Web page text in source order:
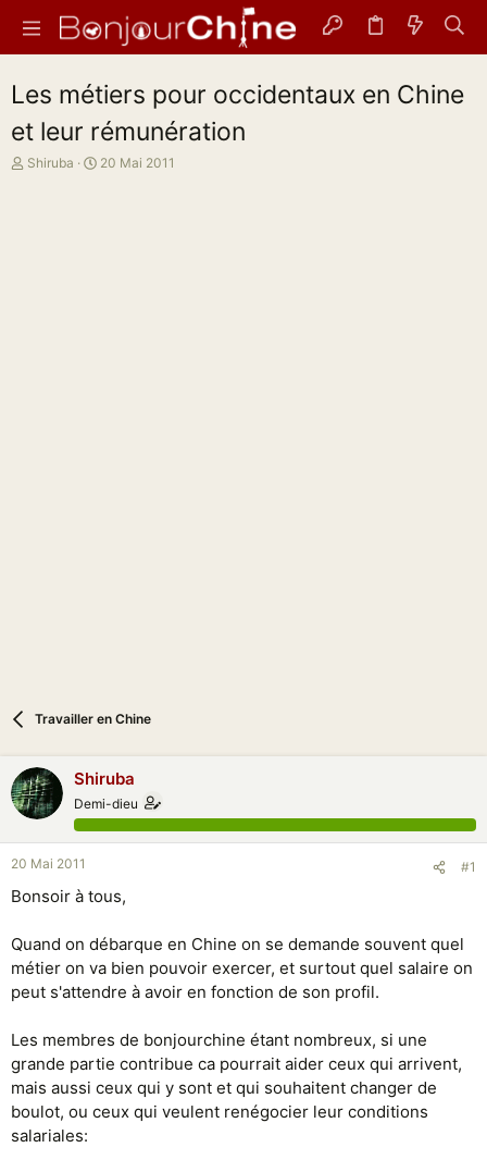
Les métiers pour occidentaux en Chine
et leur rémunération
A
Shiruba
D
20 Mai 2011
Travailler en Chine
Shiruba
Demi-dieu
20 Mai 2011 #1
Bonsoir à tous,
Quand on débarque en Chine on se demande souvent quel
métier on va bien pouvoir exercer, et surtout quel salaire on
peut s'attendre à avoir en fonction de son profil.
Les membres de bonjourchine étant nombreux, si une
grande partie contribue ca pourrait aider ceux qui arrivent,
mais aussi ceux qui y sont et qui souhaitent changer de
boulot, ou ceux qui veulent renégocier leur conditions
salariales: